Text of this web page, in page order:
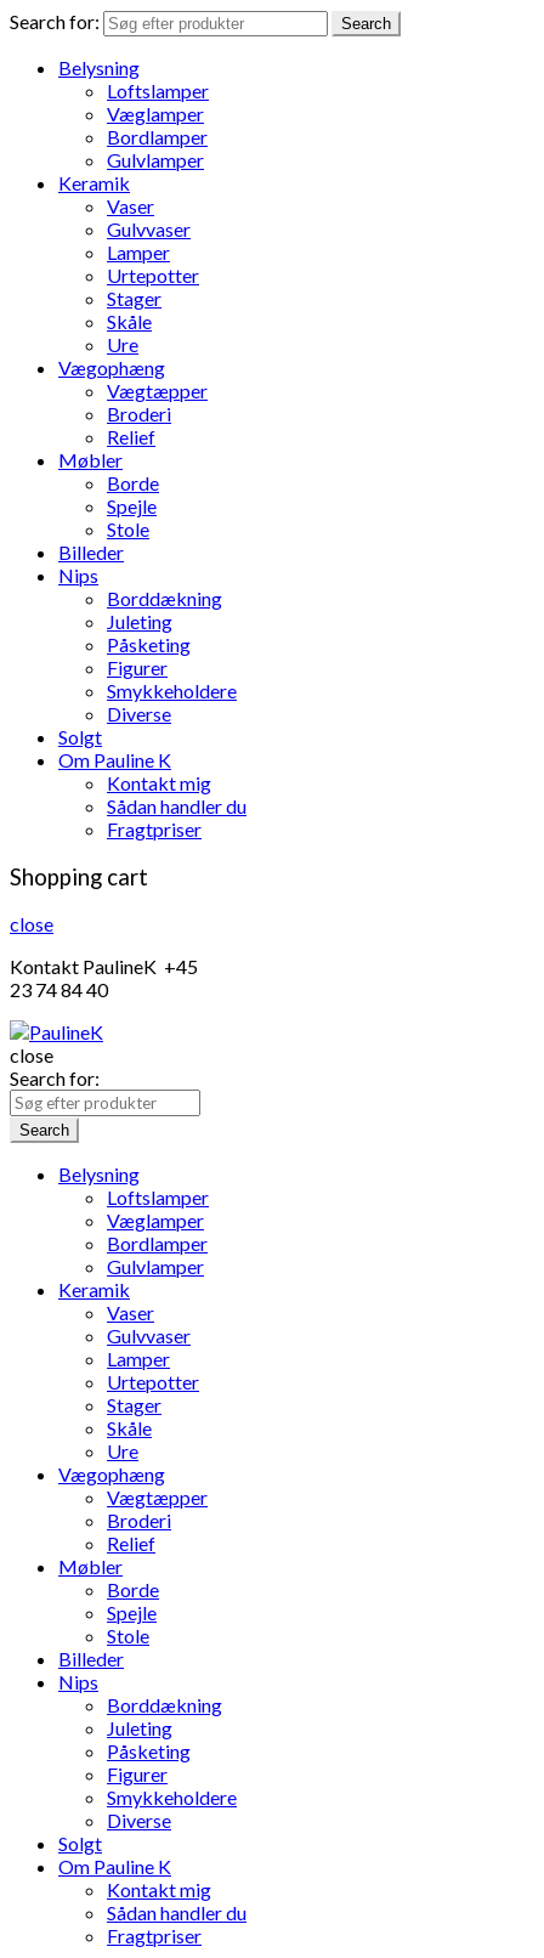
Search for: Search
Belysning
Loftslamper
Væglamper
Bordlamper
Gulvlamper
Keramik
Vaser
Gulvvaser
Lamper
Urtepotter
Stager
Skåle
Ure
Vægophæng
Vægtæpper
Broderi
Relief
Møbler
Borde
Spejle
Stole
Billeder
Nips
Borddækning
Juleting
Påsketing
Figurer
Smykkeholdere
Diverse
Solgt
Om Pauline K
Kontakt mig
Sådan handler du
Fragtpriser
Shopping cart
close
Kontakt PaulineK +45
23 74 84 40
close
Search for:
Search
Belysning
Loftslamper
Væglamper
Bordlamper
Gulvlamper
Keramik
Vaser
Gulvvaser
Lamper
Urtepotter
Stager
Skåle
Ure
Vægophæng
Vægtæpper
Broderi
Relief
Møbler
Borde
Spejle
Stole
Billeder
Nips
Borddækning
Juleting
Påsketing
Figurer
Smykkeholdere
Diverse
Solgt
Om Pauline K
Kontakt mig
Sådan handler du
Fragtpriser